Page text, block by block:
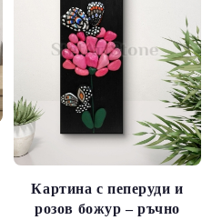
Картина с пеперуди и
розов божур – ръчно